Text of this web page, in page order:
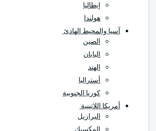
إيطاليا
هولندا
آسيا والمحيط الهادئ
الصين
اليابان
الهند
أستراليا
كوريا الجنوبية
أمريكا اللاتينية
البرازيل
المكسيك